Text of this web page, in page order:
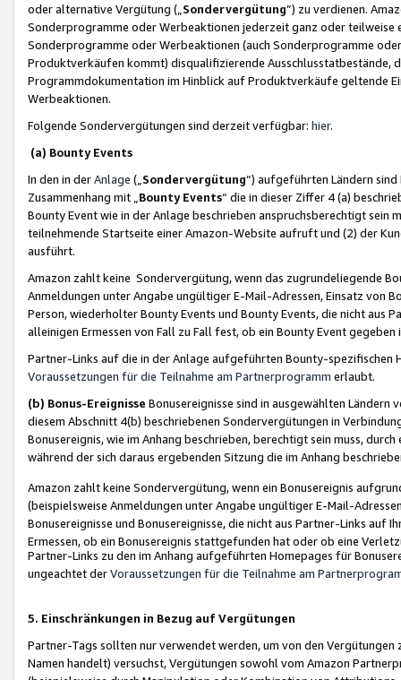
oder alternative Vergütung („ Sondervergütung”) zu verdienen.
Sonderprogramme oder Werbeaktionen jederzeit ganz oder
Sonderprogramme oder Werbeaktionen (auch Sonderprogramme
Produktverkäufen kommt) disqualifizierende Ausschlusstatbestände,
Programmdokumentation im Hinblick auf Produktverkäufe geltende
Werbeaktionen.
Folgende Sondervergütungen sind derzeit verfügbar: hier.
(a) Bounty Events
In den in derAnlage („ Sondervergütung“) aufgeführten Ländern
Zusammenhang mit „ Bounty Events“ die in dieser Ziffer 4 (a)
Bounty Event wie in der Anlage beschrieben anspruchsberechtigt sein
teilnehmende Startseite einer Amazon-Website aufruft und (2) der
ausführt.
Amazon zahlt keine Sondervergütung, wenn das zugrundeliegende
Anmeldungen unter Angabe ungültiger E-Mail-Adressen, Einsatz von
Person, wiederholter Bounty Events und Bounty Events, die nicht
alleinigen Ermessen von Fall zu Fall fest, ob ein Bounty Event
Partner-Links auf die in der Anlage aufgeführten Bounty-spezifischen
Voraussetzungen für die Teilnahme am Partnerprogramm erlaubt.
(b) Bonus-Ereignisse Bonusereignisse sind in ausgewählten Ländern
diesem Abschnitt 4(b) beschriebenen Sondervergütungen in
Bonusereignis, wie im Anhang beschrieben, berechtigt sein muss,
während der sich daraus ergebenden Sitzung die im Anhang
Amazon zahlt keine Sondervergütung, wenn ein Bonusereignis
(beispielsweise Anmeldungen unter Angabe ungültiger E-Mail-
Bonusereignisse und Bonusereignisse, die nicht aus Partner-Links auf
Ermessen, ob ein Bonusereignis stattgefunden hat oder ob eine
Partner-Links zu den im Anhang aufgeführten Homepages für
ungeachtet derVoraussetzungen für die Teilnahme am
5. Einschränkungen in Bezug auf Vergütungen
Partner-Tags sollten nur verwendet werden, um von den
Namen handelt) versuchst, Vergütungen sowohl vom Amazon